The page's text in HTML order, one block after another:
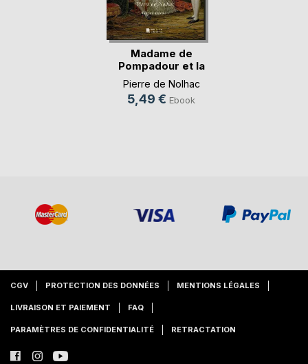
Madame de
Pompadour et la
politique
Pierre de Nolhac
5,49 € Ebook
CGV PROTECTION DES DONNÉES MENTIONS LÉGALES
LIVRAISON ET PAIEMENT FAQ
PARAMÈTRES DE CONFIDENTIALITÉ RETRACTATION